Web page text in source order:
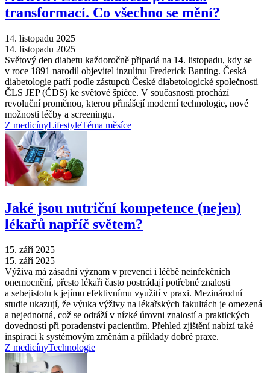
transformací. Co všechno se mění?
14. listopadu 2025
14. listopadu 2025
Světový den diabetu každoročně připadá na 14. listopadu, kdy se
v roce 1891 narodil objevitel inzulinu Frederick Banting. Česká
diabetologie patří podle zástupců České diabetologické společnosti
ČLS JEP (ČDS) ke světové špičce. V současnosti prochází
revoluční proměnou, kterou přinášejí moderní technologie, nové
možnosti léčby a screeningu.
Z medicínyLifestyleTéma měsíce
Jaké jsou nutriční kompetence (nejen)
lékařů napříč světem?
15. září 2025
15. září 2025
Výživa má zásadní význam v prevenci i léčbě neinfekčních
onemocnění, přesto lékaři často postrádají potřebné znalosti
a sebejistotu k jejímu efektivnímu využití v praxi. Mezinárodní
studie ukazují, že výuka výživy na lékařských fakultách je omezená
a nejednotná, což se odráží v nízké úrovni znalostí a praktických
dovedností při poradenství pacientům. Přehled zjištění nabízí také
inspiraci k systémovým změnám a příklady dobré praxe.
Z medicínyTechnologie